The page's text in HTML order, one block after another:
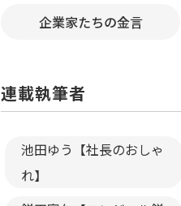
企業家たちの金言
連載執筆者
池田ゆう【社長のおしゃ
れ】